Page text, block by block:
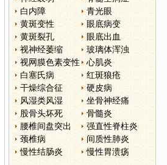
白内障
青光眼
黄斑变性
眼底病变
黄斑裂孔
眼底出血
视神经萎缩
玻璃体浑浊
视网膜色素变性
心肌炎
白塞氏病
红斑狼疮
干燥综合征
硬皮病
风湿类风湿
坐骨神经痛
股骨头坏死
骨髓炎
腰椎间盘突出
强直性脊柱炎
颈椎病
间质性肺炎
慢性结肠炎
慢性胃溃疡